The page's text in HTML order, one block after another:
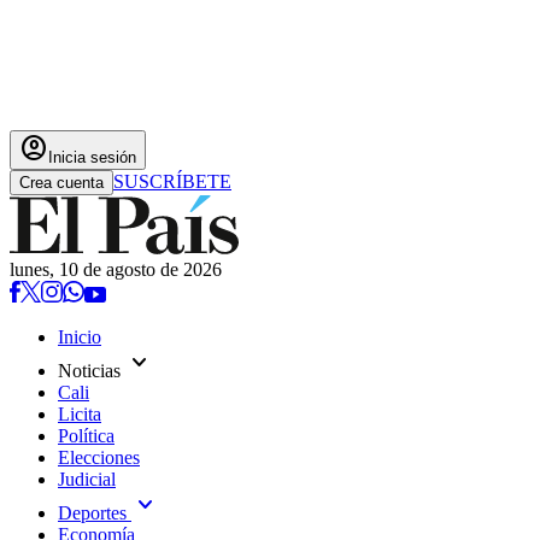
account_circle Inicia sesión
Crea cuenta SUSCRÍBETE
lunes, 10 de agosto de 2026
Inicio
Noticias expand_more
Cali
Licita
Política
Elecciones
Judicial
Deportes expand_more
Economía